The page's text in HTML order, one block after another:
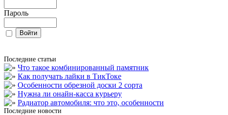
Пароль
Последние статьи
Что такое комбинированный памятник
Как получать лайки в ТикТоке
Особенности обрезной доски 2 сорта
Нужна ли онайн-касса курьеру
Радиатор автомобиля: что это, особенности
Последние новости